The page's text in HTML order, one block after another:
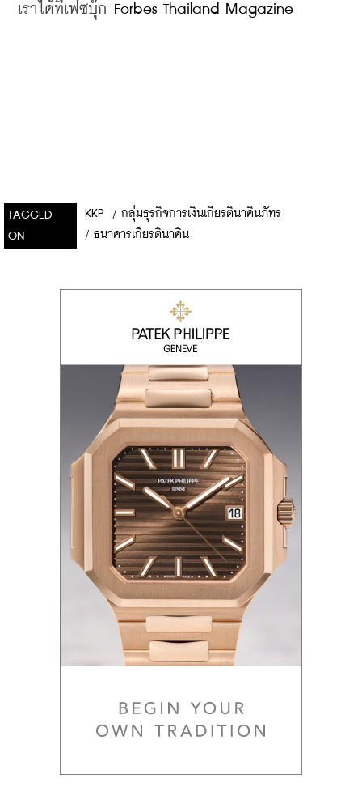
เราได้ที่เฟซบุ๊ก Forbes Thailand Magazine
TAGGED
ON
KKP / กลุ่มธุรกิจการเงินเกียรตินาคินภัทร
/ ธนาคารเกียรตินาคิน